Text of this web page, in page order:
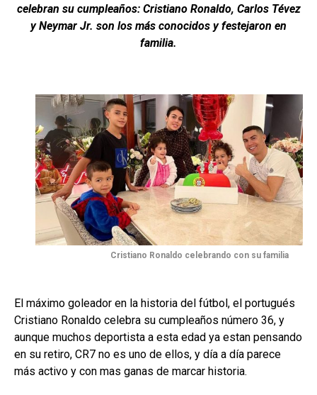
celebran su cumpleaños: Cristiano Ronaldo, Carlos Tévez
y Neymar Jr. son los más conocidos y festejaron en
familia.
Cristiano Ronaldo celebrando con su familia
El máximo goleador en la historia del fútbol, el portugués
Cristiano Ronaldo celebra su cumpleaños número 36, y
aunque muchos deportista a esta edad ya estan pensando
en su retiro, CR7 no es uno de ellos, y día a día parece
más activo y con mas ganas de marcar historia.